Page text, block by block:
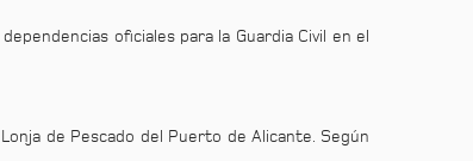
oficiales para la Guardia Civil en el
de Pescado del Puerto de Alicante. Según